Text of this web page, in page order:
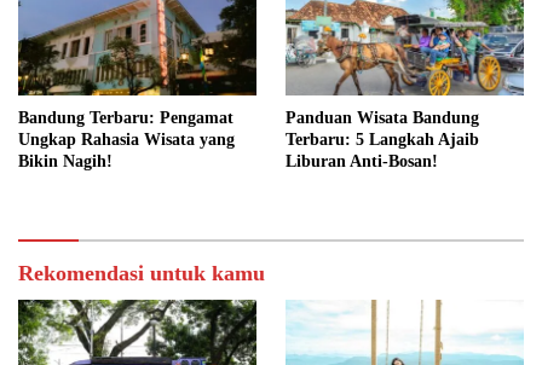
Bandung Terbaru: Pengamat
Ungkap Rahasia Wisata yang
Bikin Nagih!
Panduan Wisata Bandung
Terbaru: 5 Langkah Ajaib
Liburan Anti-Bosan!
Rekomendasi untuk kamu